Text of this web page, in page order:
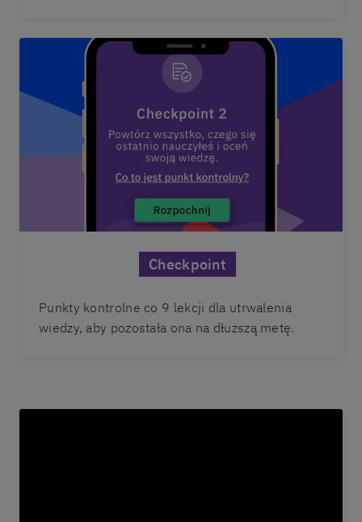
Checkpoint
Punkty kontrolne co 9 lekcji dla utrwalenia
wiedzy, aby pozostała ona na dłuższą metę.